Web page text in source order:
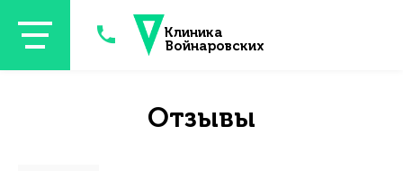
Клиника
Войнаровских
Отзывы